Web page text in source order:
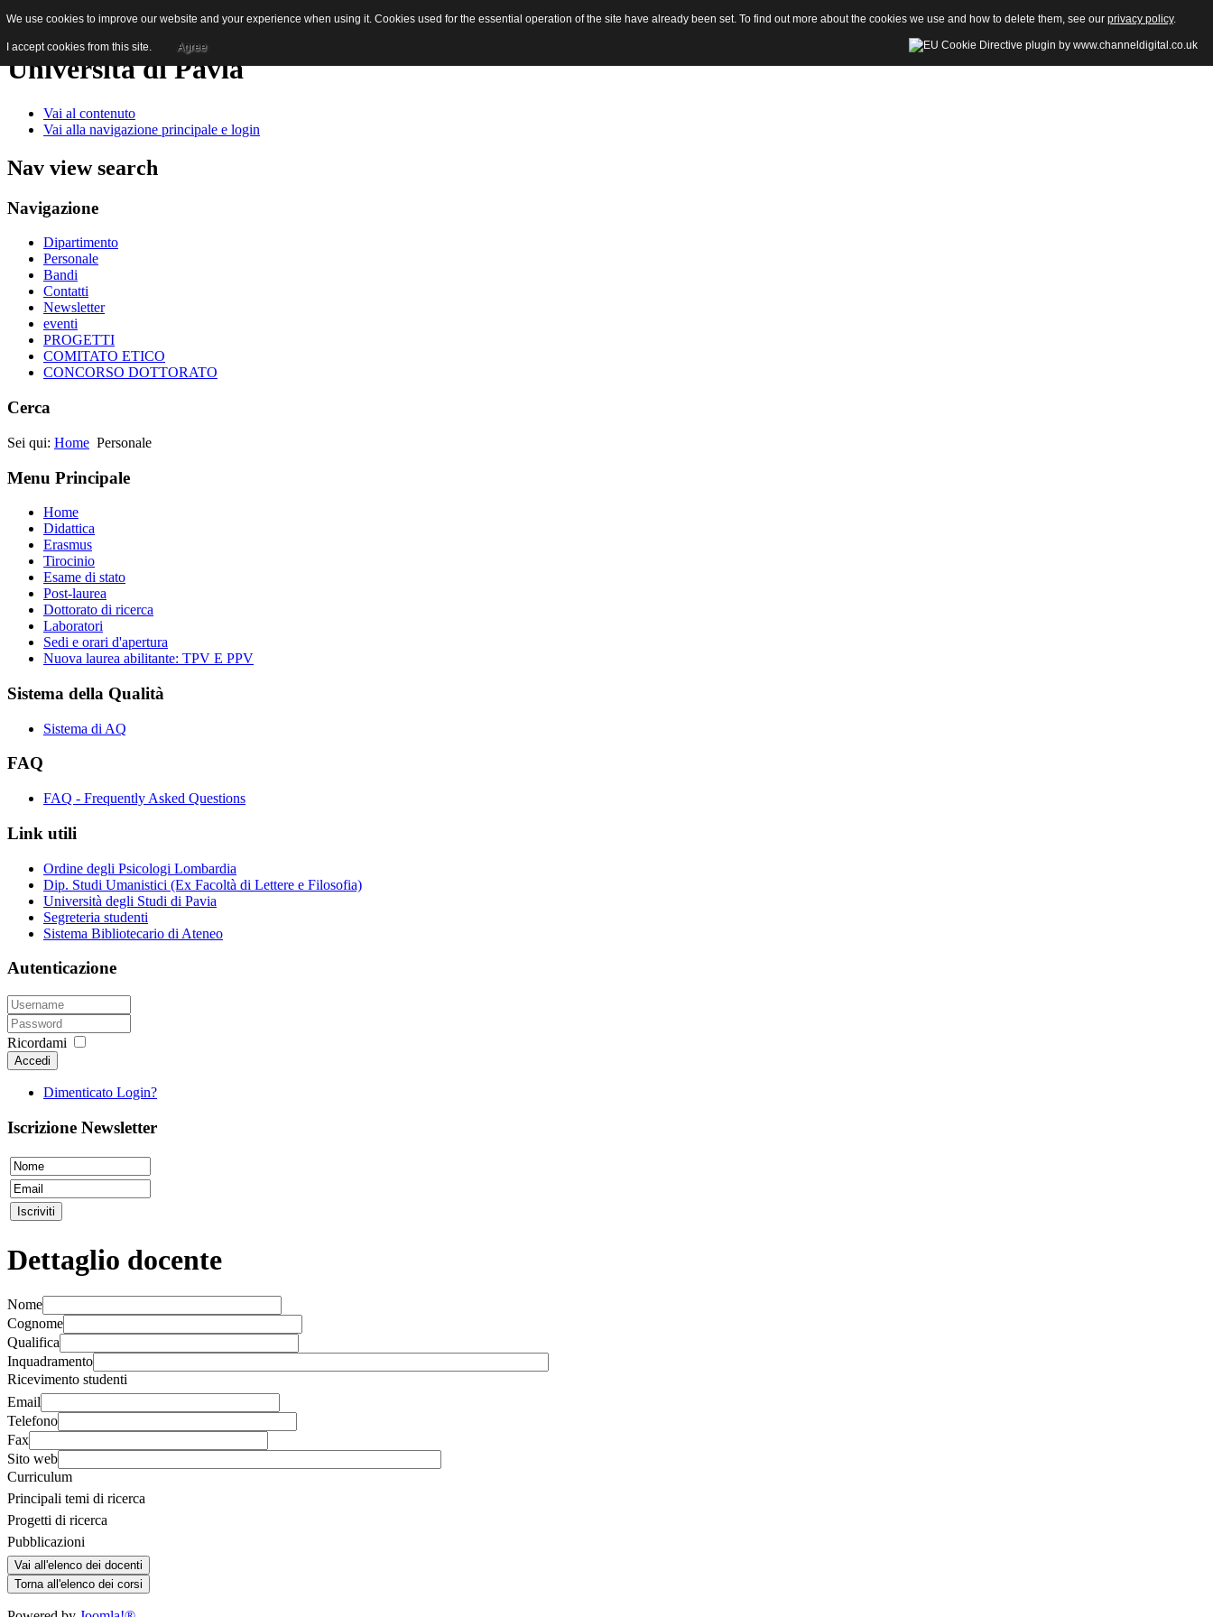
sito della Sezione di Psicologia-
Università di Pavia
Vai al contenuto
Vai alla navigazione principale e login
Nav view search
Navigazione
Dipartimento
Personale
Bandi
Contatti
Newsletter
eventi
PROGETTI
COMITATO ETICO
CONCORSO DOTTORATO
Cerca
Sei qui: Home Personale
Menu Principale
Home
Didattica
Erasmus
Tirocinio
Esame di stato
Post-laurea
Dottorato di ricerca
Laboratori
Sedi e orari d'apertura
Nuova laurea abilitante: TPV E PPV
Sistema della Qualità
Sistema di AQ
FAQ
FAQ - Frequently Asked Questions
Link utili
Ordine degli Psicologi Lombardia
Dip. Studi Umanistici (Ex Facoltà di Lettere e Filosofia)
Università degli Studi di Pavia
Segreteria studenti
Sistema Bibliotecario di Ateneo
Autenticazione
Ricordami
Accedi
Dimenticato Login?
Iscrizione Newsletter
Dettaglio docente
Nome
Cognome
Qualifica
Inquadramento
Ricevimento studenti
Email
Telefono
Fax
Sito web
Curriculum
Principali temi di ricerca
Progetti di ricerca
Pubblicazioni
We use cookies to improve our website and your experience when using it. Cookies used for the essential operation of the site have already been set. To find out more about the cookies we use and how to delete them, see our privacy policy.
I accept cookies from this site. Agree